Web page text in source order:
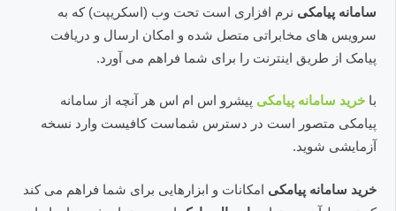
سامانه پیامکی نرم افزاری است تحت وب (اسکریپت) که به
سرویس های مخابراتی متصل شده و امکان ارسال و دریافت
پیامک از طریق اینترنت را برای شما فراهم می آورد.
باخرید سامانه پیامکی پیشرو اس ام اس هر آنچه از سامانه
پیامکی متصور است در دسترس شماست کافیست وارد نسخه
آزمایشی شوید.
خرید سامانه پیامکی امکانات و ابزارهایی برای شما فراهم می کند